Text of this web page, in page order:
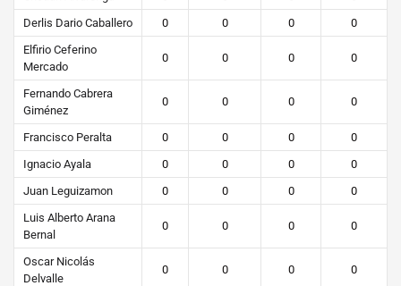
Derlis Dario Caballero
0 0 0
0
Elfirio Ceferino
Mercado
0 0 0 0
Fernando Cabrera
Giménez
0 0 0 0
Francisco Peralta 0 0 0
0
Ignacio Ayala
0 0 0
0
Juan Leguizamon
0 0 0
0
Luis Alberto Arana
Bernal
0 0 0 0
Oscar Nicolás
Delvalle
0 0 0 0